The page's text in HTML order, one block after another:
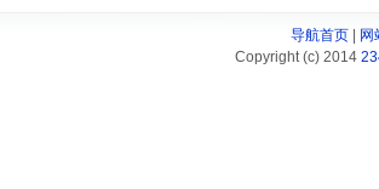
导航首页|
网
Copyright (c) 2014